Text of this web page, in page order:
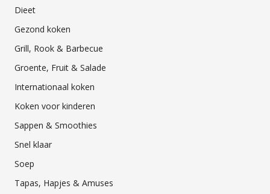
Dieet
Gezond koken
Grill, Rook & Barbecue
Groente, Fruit & Salade
Internationaal koken
Koken voor kinderen
Sappen & Smoothies
Snel klaar
Soep
Tapas, Hapjes & Amuses